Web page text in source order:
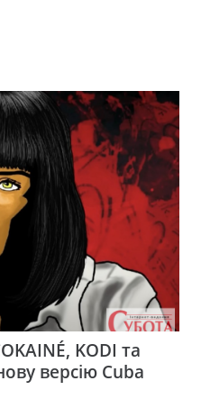
KODI та
версію Cuba